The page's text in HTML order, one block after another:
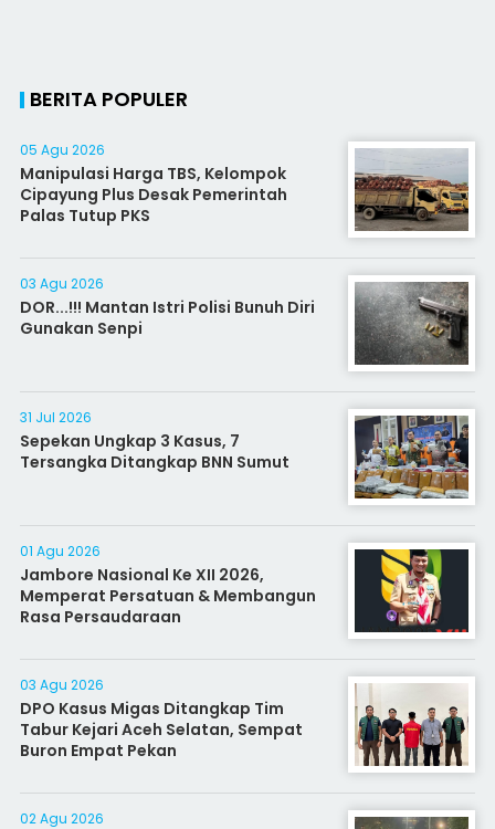
BERITA POPULER
05 Agu 2026
Manipulasi Harga TBS, Kelompok
Cipayung Plus Desak Pemerintah
Palas Tutup PKS
03 Agu 2026
DOR...!!! Mantan Istri Polisi Bunuh Diri
Gunakan Senpi
31 Jul 2026
Sepekan Ungkap 3 Kasus, 7
Tersangka Ditangkap BNN Sumut
01 Agu 2026
Jambore Nasional Ke XII 2026,
Memperat Persatuan & Membangun
Rasa Persaudaraan
03 Agu 2026
DPO Kasus Migas Ditangkap Tim
Tabur Kejari Aceh Selatan, Sempat
Buron Empat Pekan
02 Agu 2026